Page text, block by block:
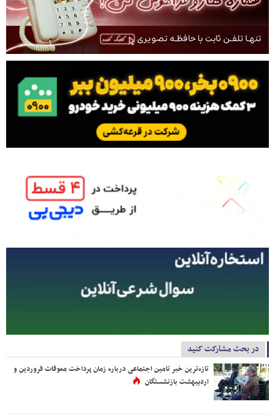
در بحث مشارکت کنید
تازه‌ترین خبر تامین اجتماعی درباره زمان پرداخت معوقات فروردین و
اردیبهشت بازنشستگان